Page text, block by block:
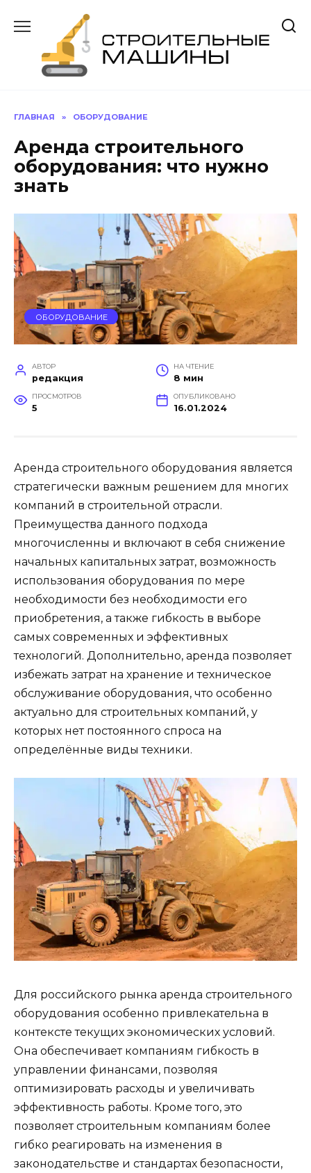
содержанию
ГЛАВНАЯ » ОБОРУДОВАНИЕ
Аренда строительного
оборудования: что нужно
знать
ОБОРУДОВАНИЕ
АВТОР
редакция
НА ЧТЕНИЕ
8 мин
ПРОСМОТРОВ
5
ОПУБЛИКОВАНО
16.01.2024
Аренда строительного оборудования является
стратегически важным решением для многих
компаний в строительной отрасли.
Преимущества данного подхода
многочисленны и включают в себя снижение
начальных капитальных затрат, возможность
использования оборудования по мере
необходимости без необходимости его
приобретения, а также гибкость в выборе
самых современных и эффективных
технологий. Дополнительно, аренда позволяет
избежать затрат на хранение и техническое
обслуживание оборудования, что особенно
актуально для строительных компаний, у
которых нет постоянного спроса на
определённые виды техники.
Для российского рынка аренда строительного
оборудования особенно привлекательна в
контексте текущих экономических условий.
Она обеспечивает компаниям гибкость в
управлении финансами, позволяя
оптимизировать расходы и увеличивать
эффективность работы. Кроме того, это
позволяет строительным компаниям более
гибко реагировать на изменения в
законодательстве и стандартах безопасности,